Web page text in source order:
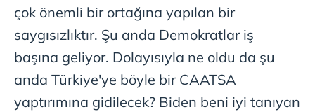
çok önemli bir ortağına yapılan bir
saygısızlıktır. Şu anda Demokratlar iş
başına geliyor. Dolayısıyla ne oldu da şu
anda Türkiye'ye böyle bir CAATSA
yaptırımına gidilecek? Biden beni iyi tanıyan